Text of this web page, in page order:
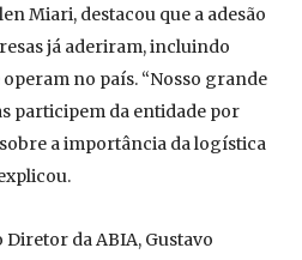
Miari, destacou que a adesão
já aderiram, incluindo
no país. “Nosso grande
participem da entidade por
a importância da logística
da ABIA, Gustavo